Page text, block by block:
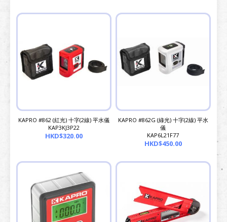
KAPRO #862 (紅光) 十字(2線) 平水儀
KAP3KJ3P22
HKD$320.00
KAPRO #862G (綠光) 十字(2線) 平水
儀
KAP6L21F77
HKD$450.00